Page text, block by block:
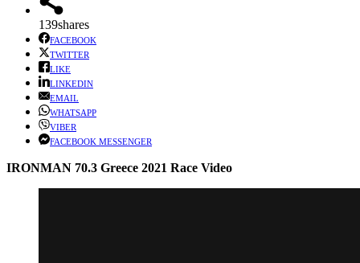
139shares
FACEBOOK
TWITTER
LIKE
LINKEDIN
EMAIL
WHATSAPP
VIBER
FACEBOOK MESSENGER
IRONMAN 70.3 Greece 2021 Race Video